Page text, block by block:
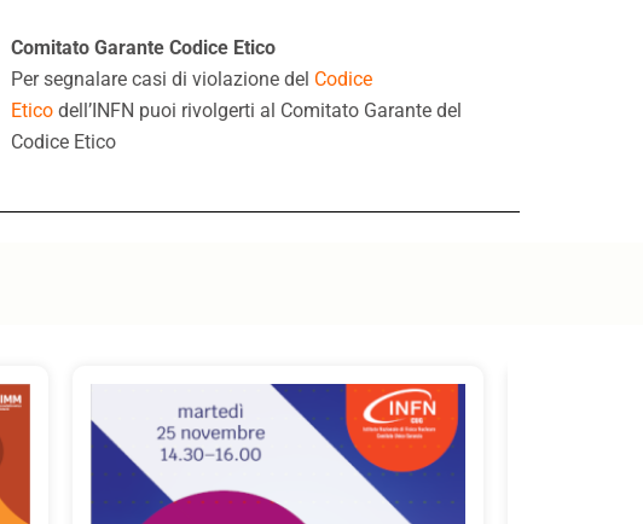
Comitato Garante Codice Etico
Per segnalare casi di violazione del Codice
Eticodell’INFN puoi rivolgerti al Comitato Garante del
Codice Etico